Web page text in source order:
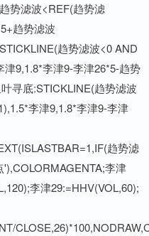
势滤波<REF(趋势滤
趋势滤波
趋势滤波<0 AND
9,1.8*李津9-李津26*5-趋势
寻底:STICKLINE(趋势滤波
李津9,1.8*李津9-李津
趋势滤
李津
李津29:=HHV(VOL,60);